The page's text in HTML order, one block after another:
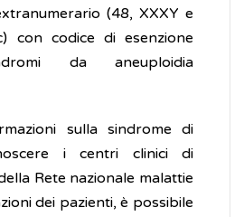
(48, XXXY e
con codice di esenzione
da aneuploidia
sulla sindrome di
i centri clinici di
Rete nazionale malattie
dei pazienti, è possibile